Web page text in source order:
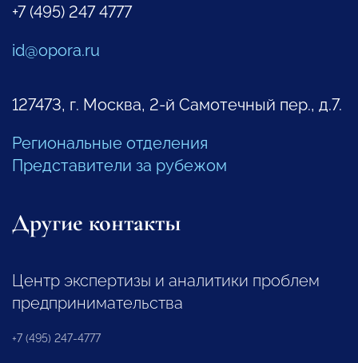
+7 (495) 247 4777
id@opora.ru
127473, г. Москва, 2-й Самотечный пер., д.7.
Региональные отделения
Представители за рубежом
Другие контакты
Центр экспертизы и аналитики проблем
предпринимательства
+7 (495) 247-4777